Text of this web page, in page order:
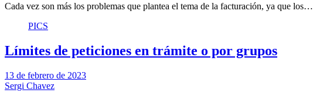
Cada vez son más los problemas que plantea el tema de la facturación, ya que los…
PICS
Límites de peticiones en trámite o por grupos
13 de febrero de 2023
Sergi Chavez